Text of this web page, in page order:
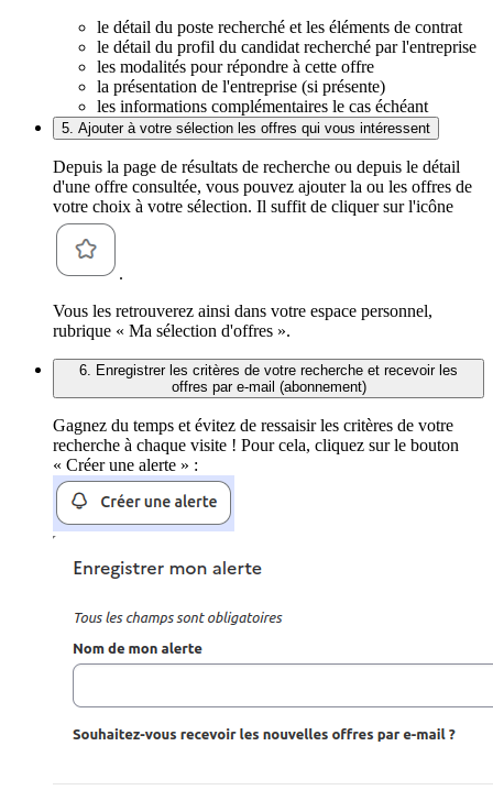
le détail du poste recherché et les éléments de contrat
le détail du profil du candidat recherché par l'entreprise
les modalités pour répondre à cette offre
la présentation de l'entreprise (si présente)
les informations complémentaires le cas échéant
5. Ajouter à votre sélection les offres qui vous intéressent
Depuis la page de résultats de recherche ou depuis le détail
d'une offre consultée, vous pouvez ajouter la ou les offres de
votre choix à votre sélection. Il suffit de cliquer sur l'icône
.
Vous les retrouverez ainsi dans votre espace personnel,
rubrique « Ma sélection d'offres ».
6. Enregistrer les critères de votre recherche et recevoir les
offres par e-mail (abonnement)
Gagnez du temps et évitez de ressaisir les critères de votre
recherche à chaque visite ! Pour cela, cliquez sur le bouton
« Créer une alerte » :